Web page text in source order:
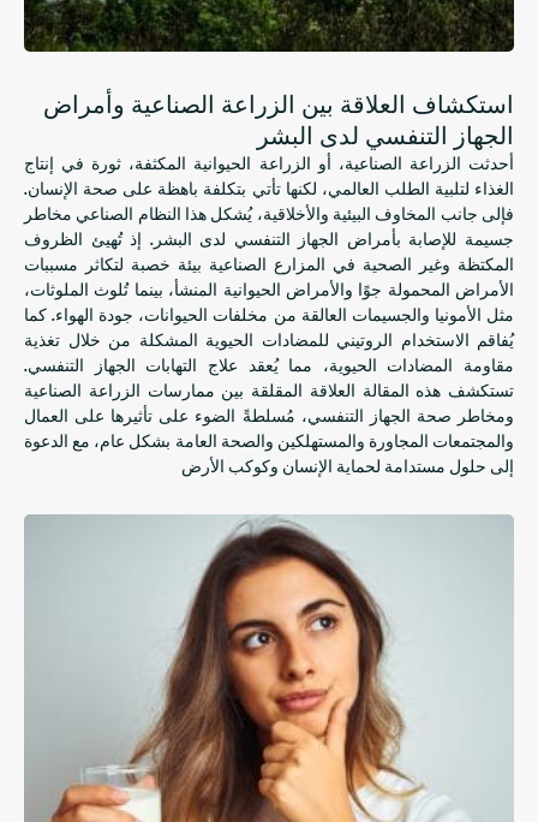
استكشاف العلاقة بين الزراعة الصناعية وأمراض
الجهاز التنفسي لدى البشر
أحدثت الزراعة الصناعية، أو الزراعة الحيوانية المكثفة، ثورة في إنتاج
الغذاء لتلبية الطلب العالمي، لكنها تأتي بتكلفة باهظة على صحة الإنسان.
فإلى جانب المخاوف البيئية والأخلاقية، يُشكل هذا النظام الصناعي مخاطر
جسيمة للإصابة بأمراض الجهاز التنفسي لدى البشر. إذ تُهيئ الظروف
المكتظة وغير الصحية في المزارع الصناعية بيئة خصبة لتكاثر مسببات
الأمراض المحمولة جوًا والأمراض الحيوانية المنشأ، بينما تُلوث الملوثات،
مثل الأمونيا والجسيمات العالقة من مخلفات الحيوانات، جودة الهواء. كما
يُفاقم الاستخدام الروتيني للمضادات الحيوية المشكلة من خلال تغذية
مقاومة المضادات الحيوية، مما يُعقد علاج التهابات الجهاز التنفسي.
تستكشف هذه المقالة العلاقة المقلقة بين ممارسات الزراعة الصناعية
ومخاطر صحة الجهاز التنفسي، مُسلطةً الضوء على تأثيرها على العمال
والمجتمعات المجاورة والمستهلكين والصحة العامة بشكل عام، مع الدعوة
إلى حلول مستدامة لحماية الإنسان وكوكب الأرض